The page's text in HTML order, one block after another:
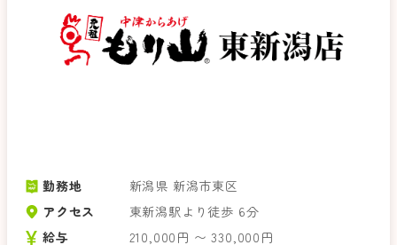
勤務地
新潟県 新潟市東区
アクセス
東新潟駅より徒歩 6分
給与
210,000円 〜 330,000円